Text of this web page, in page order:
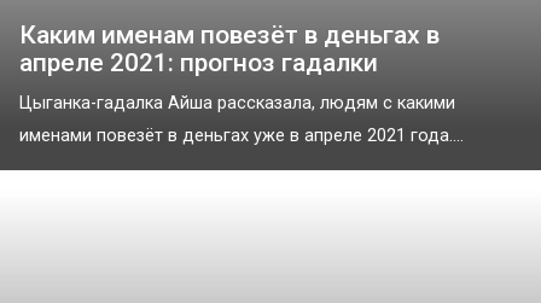
Каким именам повезёт в деньгах в
апреле 2021: прогноз гадалки
Цыганка-гадалка Айша рассказала, людям с какими
именами повезёт в деньгах уже в апреле 2021 года....